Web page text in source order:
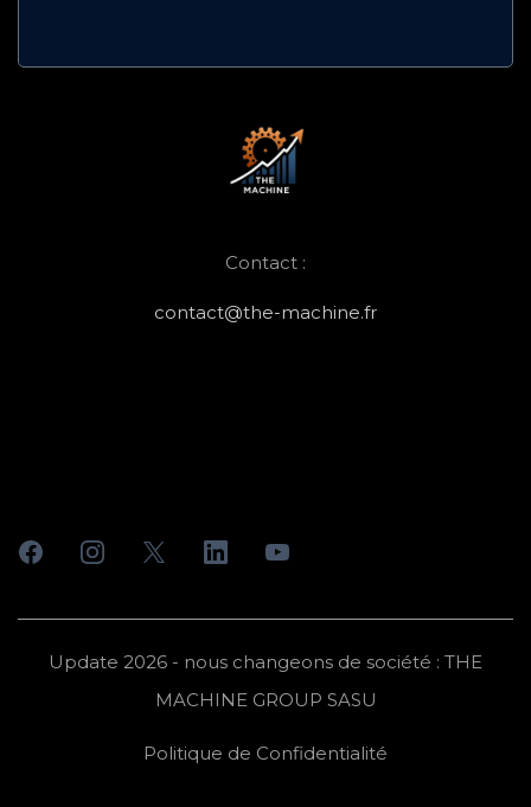
Contact :
contact@the-machine.fr
Update 2026 - nous changeons de société : THE
MACHINE GROUP SASU
Politique de Confidentialité